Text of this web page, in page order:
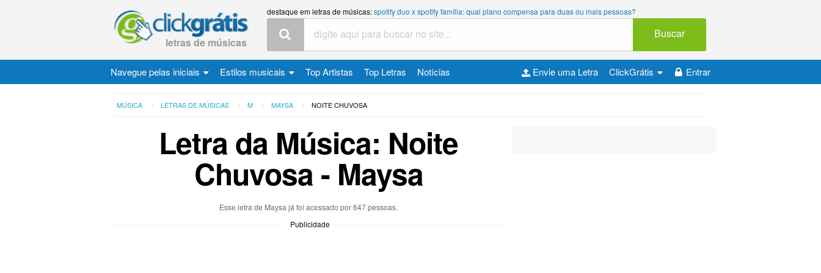
letras de músicas
destaque em letras de músicas:spotify duo x spotify família: qual plano compensa para duas ou mais pessoas?
Buscar
Navegue pelas iniciais Estilos musicais Top Artistas Top Letras Notícias Entrar
ClickGrátis
Envie uma Letra
MÚSICA LETRAS DE MÚSICAS M MAYSA NOITE CHUVOSA
Letra da Música: Noite
Chuvosa - Maysa
Esse letra de Maysa já foi acessado por 647 pessoas.
Publicidade